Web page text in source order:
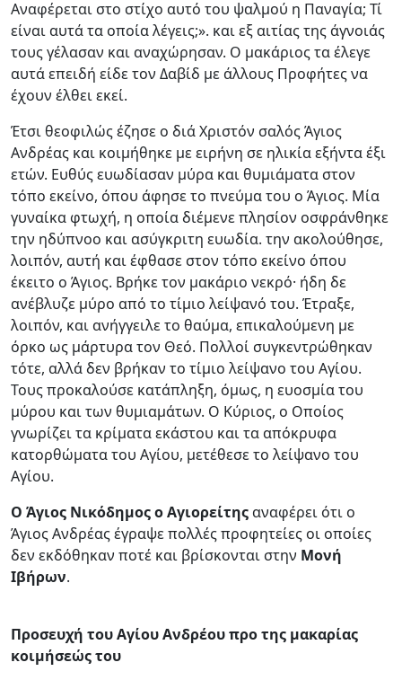
Αναφέρεται στο στίχο αυτό του ψαλμού η Παναγία; Τί
είναι αυτά τα οποία λέγεις;». και εξ αιτίας της άγνοιάς
τους γέλασαν και αναχώρησαν. Ο μακάριος τα έλεγε
αυτά επειδή είδε τον Δαβίδ με άλλους Προφήτες να
έχουν έλθει εκεί.
Έτσι θεοφιλώς έζησε ο διά Χριστόν σαλός Άγιος
Ανδρέας και κοιμήθηκε με ειρήνη σε ηλικία εξήντα έξι
ετών. Ευθύς ευωδίασαν μύρα και θυμιάματα στον
τόπο εκείνο, όπου άφησε το πνεύμα του ο Άγιος. Μία
γυναίκα φτωχή, η οποία διέμενε πλησίον οσφράνθηκε
την ηδύπνοο και ασύγκριτη ευωδία. την ακολούθησε,
λοιπόν, αυτή και έφθασε στον τόπο εκείνο όπου
έκειτο ο Άγιος. Βρήκε τον μακάριο νεκρό· ήδη δε
ανέβλυζε μύρο από το τίμιο λείψανό του. Έτραξε,
λοιπόν, και ανήγγειλε το θαύμα, επικαλούμενη με
όρκο ως μάρτυρα τον Θεό. Πολλοί συγκεντρώθηκαν
τότε, αλλά δεν βρήκαν το τίμιο λείψανο του Αγίου.
Τους προκαλούσε κατάπληξη, όμως, η ευοσμία του
μύρου και των θυμιαμάτων. Ο Κύριος, ο Οποίος
γνωρίζει τα κρίματα εκάστου και τα απόκρυφα
κατορθώματα του Αγίου, μετέθεσε το λείψανο του
Αγίου.
Ο Άγιος Νικόδημος ο Αγιορείτηςαναφέρει ότι ο
Άγιος Ανδρέας έγραψε πολλές προφητείες οι οποίες
δεν εκδόθηκαν ποτέ και βρίσκονται στην Μονή
Iβήρων.
Προσευχή του Αγίου Ανδρέου προ της μακαρίας
κοιμήσεώς του